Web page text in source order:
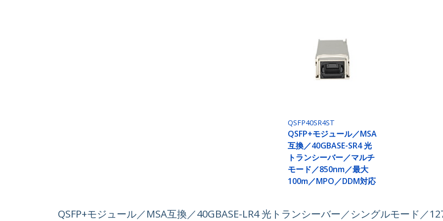
QSFP40SR4ST
QSFP+モジュール／MSA
互換／40GBASE-SR4 光
トランシーバー／マルチ
モード／850nm／最大
100m／MPO／DDM対応
QSFP+モジュール／MSA互換／40GBASE-LR4 光トランシーバー／シングルモード／